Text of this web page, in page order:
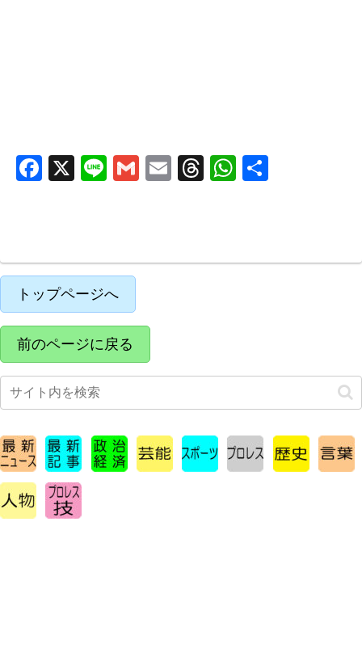
F
b
o
o
k
X
Li
G
E
T
d
W
A
トップページへ
前のページに戻る